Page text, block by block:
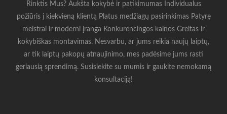
Rinktis Mus? Aukšta kokybė ir patikimumas Individualus
požiūris į kiekvieną klientą Platus medžiagų pasirinkimas Patyrę
meistrai ir moderni įranga Konkurencingos kainos Greitas ir
kokybiškas montavimas. Nesvarbu, ar jums reikia naujų laiptų,
ar tik laiptų pakopų atnaujinimo, mes padėsime jums rasti
geriausią sprendimą. Susisiekite su mumis ir gaukite nemokamą
konsultaciją!